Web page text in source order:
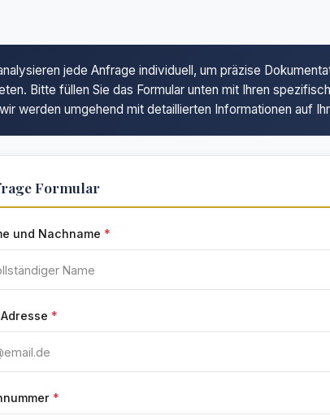
jede Anfrage individuell, um präzise
Bitte füllen Sie das Formular unten mit Ihren
werden umgehend mit detaillierten Informationen auf
Formular
und Nachname *
*
*